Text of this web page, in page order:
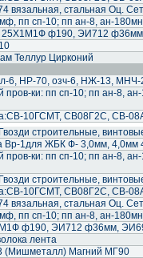
вязальная, стальная Оц.
пп сп-10; пп ан-8, ан-
ф190, ЭИ712
Теллур Цирконий
6, НР-70, озч-6, НЖ-13, МНЧ-
пров-ки: пп сп-10; пп ан-8,
10ГСМТ, СВ08Г2С, СВ-
строительные,
Вр-1для ЖБК Ф- 3,0мм, 4,0мм
пров-ки: пп сп-10; пп ан-8,
строительные,
10ГСМТ, СВ08Г2С, СВ-
вязальная, стальная Оц.
пп сп-10; пп ан-8, ан-
ф190, ЭИ712 ф36мм,
лента
(Мишметалл) Магний МГ90